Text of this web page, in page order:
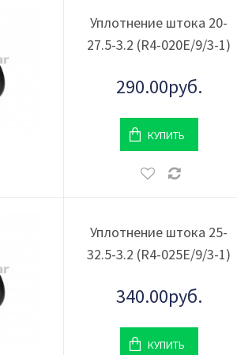
Уплотнение штока 20-
27.5-3.2 (R4-020Е/9/3-1)
290.00руб.
КУПИТЬ
Уплотнение штока 25-
32.5-3.2 (R4-025Е/9/3-1)
340.00руб.
КУПИТЬ